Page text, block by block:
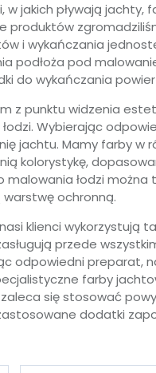
w jakich pływają
produktów
i wykańczania
podłoża pod
do wykańczania
z punktu widzenia
Wybierając
jachtu. Mamy farby w
kolorystykę,
malowania łodzi
ochronną.
klienci wykorzystują
przede
odpowiedni preparat,
farby
się stosować
dodatki